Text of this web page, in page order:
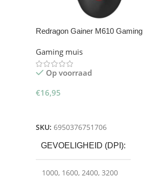
Redragon Gainer M610 Gaming
Gaming muis
Op voorraad
€16,95
SKU: 6950376751706
GEVOELIGHEID (DPI)
1000, 1600, 2400, 3200